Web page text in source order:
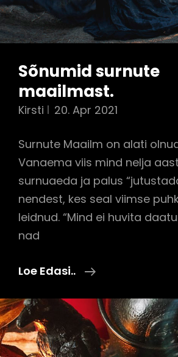
Sõnumid surnute
maailmast.
Kirsti 20. Apr 2021
Surnute Maailm on alati
Vanaema viis mind nelja
surnuaeda ja palus
nendest, kes seal viimse
leidnud. “Mind ei huvita
nad
Loe Edasi..
Sõnumid
Maailmast.